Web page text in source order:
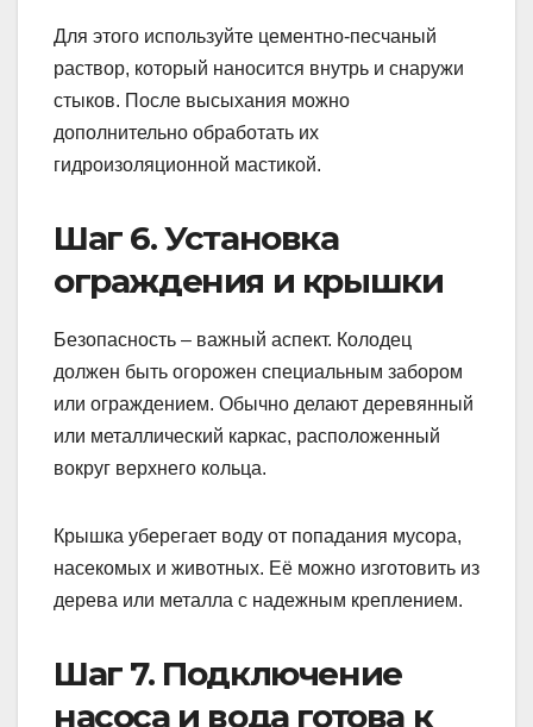
Для этого используйте цементно-песчаный
раствор, который наносится внутрь и снаружи
стыков. После высыхания можно
дополнительно обработать их
гидроизоляционной маcтикой.
Шаг 6. Установка
ограждения и крышки
Безопасность – важный аспект. Колодец
должен быть огорожен специальным забором
или ограждением. Обычно делают деревянный
или металлический каркас, расположенный
вокруг верхнего кольца.
Крышка уберегает воду от попадания мусора,
насекомых и животных. Её можно изготовить из
дерева или металла с надежным креплением.
Шаг 7. Подключение
насоса и вода готова к